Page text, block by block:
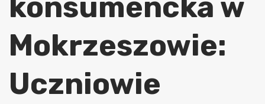
konsumencka w
Mokrzeszowie:
Uczniowie